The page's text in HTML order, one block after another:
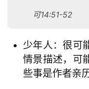
可14:51-52
少年人：很可
情景描述，可
些事是作者亲